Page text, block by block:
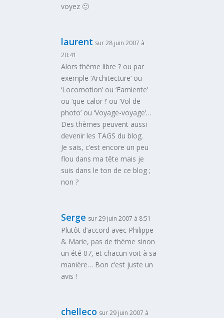
voyez 🙂
laurent sur 28 juin 2007 à
20:41
Alors thème libre ? ou par
exemple ‘Architecture’ ou
‘Locomotion’ ou ‘Farniente’
ou ‘que calor !’ ou ‘Vol de
photo’ ou ‘Voyage-voyage’…
Des thèmes peuvent aussi
devenir les TAGS du blog.
Je sais, c’est encore un peu
flou dans ma tête mais je
suis dans le ton de ce blog ;
non ?
Serge sur 29 juin 2007 à 8:51
Plutôt d’accord avec Philippe
& Marie, pas de thème sinon
un été 07, et chacun voit à sa
manière… Bon c’est juste un
avis !
chelleco sur 29 juin 2007 à